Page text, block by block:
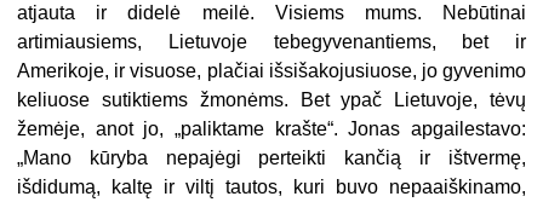
atjauta ir didelė meilė. Visiems mums. Nebūtinai
artimiausiems, Lietuvoje tebegyvenantiems, bet ir
Amerikoje, ir visuose, plačiai išsišakojusiuose, jo gyvenimo
keliuose sutiktiems žmonėms. Bet ypač Lietuvoje, tėvų
žemėje, anot jo, „paliktame krašte“. Jonas apgailestavo:
„Mano kūryba nepajėgi perteikti kančią ir ištvermę,
išdidumą, kaltę ir viltį tautos, kuri buvo nepaaiškinamo,